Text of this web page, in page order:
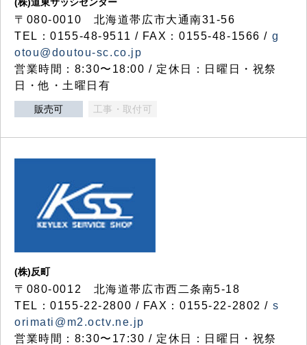
〒080-0010 北海道帯広市大通南31-56
TEL：0155-48-9511 / FAX：0155-48-1566 / g
otou@doutou-sc.co.jp
営業時間：8:30〜18:00 / 定休日：日曜日・祝祭
日・他・土曜日有
販売可 工事・取付可
(株)反町
〒080-0012 北海道帯広市西二条南5-18
TEL：0155-22-2800 / FAX：0155-22-2802 / s
orimati@m2.octv.ne.jp
営業時間：8:30〜17:30 / 定休日：日曜日・祝祭